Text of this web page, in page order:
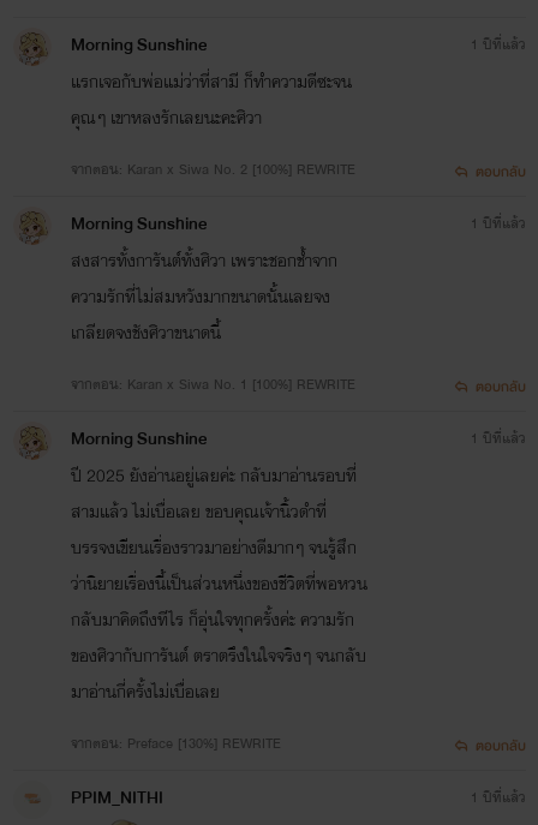
Morning Sunshine
แรกเจอกับพ่อแม่ว่าที่สามี ก็ทำความดีซะจน
คุณๆ เขาหลงรักเลยนะคะศิวา
จากตอน: Karan x Siwa No. 2 [100%] REWRITE
1 ปีที่แล้ว
ตอบกลับ
Morning Sunshine
สงสารทั้งการันต์ทั้งศิวา เพราะชอกช้ำจาก
ความรักที่ไม่สมหวังมากขนาดนั้นเลยจง
เกลียดจงชังศิวาขนาดนี้
จากตอน: Karan x Siwa No. 1 [100%] REWRITE
1 ปีที่แล้ว
ตอบกลับ
Morning Sunshine
ปี 2025 ยังอ่านอยู่เลยค่ะ กลับมาอ่านรอบที่
สามแล้ว ไม่เบื่อเลย ขอบคุณเจ้านิ้วดำที่
บรรจงเขียนเรื่องราวมาอย่างดีมากๆ จนรู้สึก
ว่านิยายเรื่องนี้เป็นส่วนหนึ่งของชีวิตที่พอหวน
กลับมาคิดถึงทีไร ก็อุ่นใจทุกครั้งค่ะ ความรัก
ของศิวากับการันต์ ตราตรึงในใจจริงๆ จนกลับ
มาอ่านกี่ครั้งไม่เบื่อเลย
จากตอน: Preface [130%] REWRITE
1 ปีที่แล้ว
ตอบกลับ
PPIM_NITHI 1 ปีที่แล้ว